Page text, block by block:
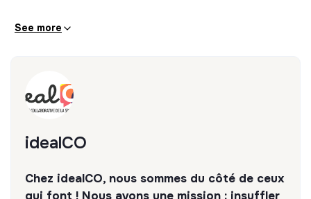
préparer des éléments de communication digitaux
3. Préparer les contenus
engageants
(montage, suivi des signatures de conventions de
diffusion, etc…)
See more
idealCO
Chez idealCO, nous sommes du côté de ceux
qui font ! Nous avons une mission : insuffler